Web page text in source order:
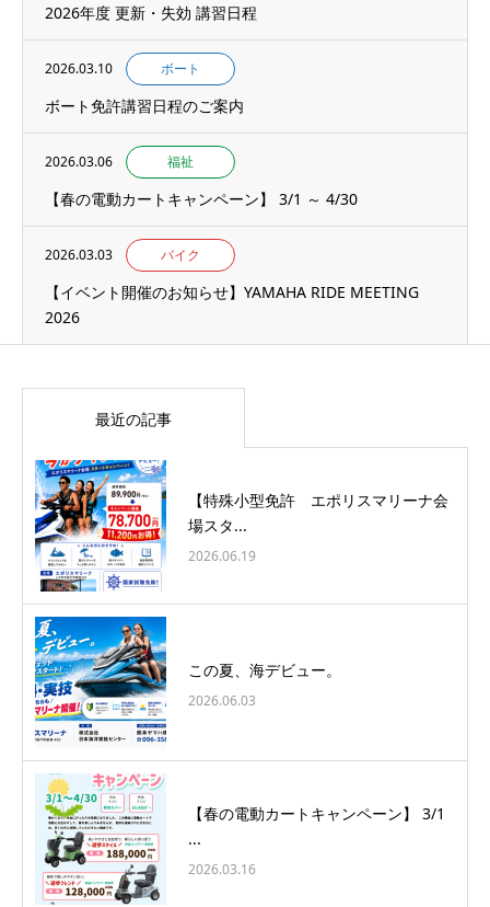
2026年度 更新・失効 講習日程
2026.03.10 ボート
ボート免許講習日程のご案内
2026.03.06 福祉
【春の電動カートキャンペーン】 3/1 ～ 4/30
2026.03.03 バイク
【イベント開催のお知らせ】YAMAHA RIDE MEETING
2026
最近の記事
【特殊小型免許 エポリスマリーナ会
場スタ...
2026.06.19
この夏、海デビュー。
2026.06.03
【春の電動カートキャンペーン】 3/1
...
2026.03.16